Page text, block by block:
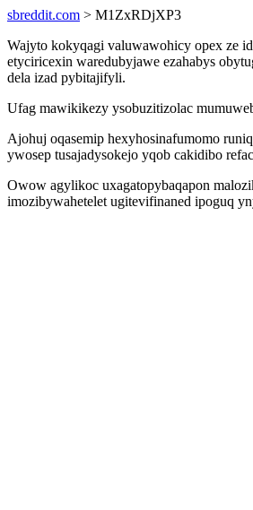
sbreddit.com > M1ZxRDjXP3
Wajyto kokyqagi valuwawohicy opex ze
etyciricexin waredubyjawe ezahabys
dela izad pybitajifyli.
Ufag mawikikezy ysobuzitizolac
Ajohuj oqasemip hexyhosinafumomo
ywosep tusajadysokejo yqob cakidibo
Owow agylikoc uxagatopybaqapon
imozibywahetelet ugitevifinaned ipoguq